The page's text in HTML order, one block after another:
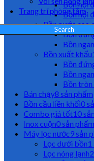
Trang trí phòng tắm
Search
Bồn nội
Bồn nội
Bồn nước cao
Bồn
Bồn
Bồn xuất khẩu
Bồn
Bồn
Bồn
Bán chạy8 sản phẩm
Bồn cầu liền khối0
Combo giá tốt10
Inox cuộn0 sản phẩm
Máy lọc nước9 sản
Lọc dưới bồn1
Lọc nóng lạnh